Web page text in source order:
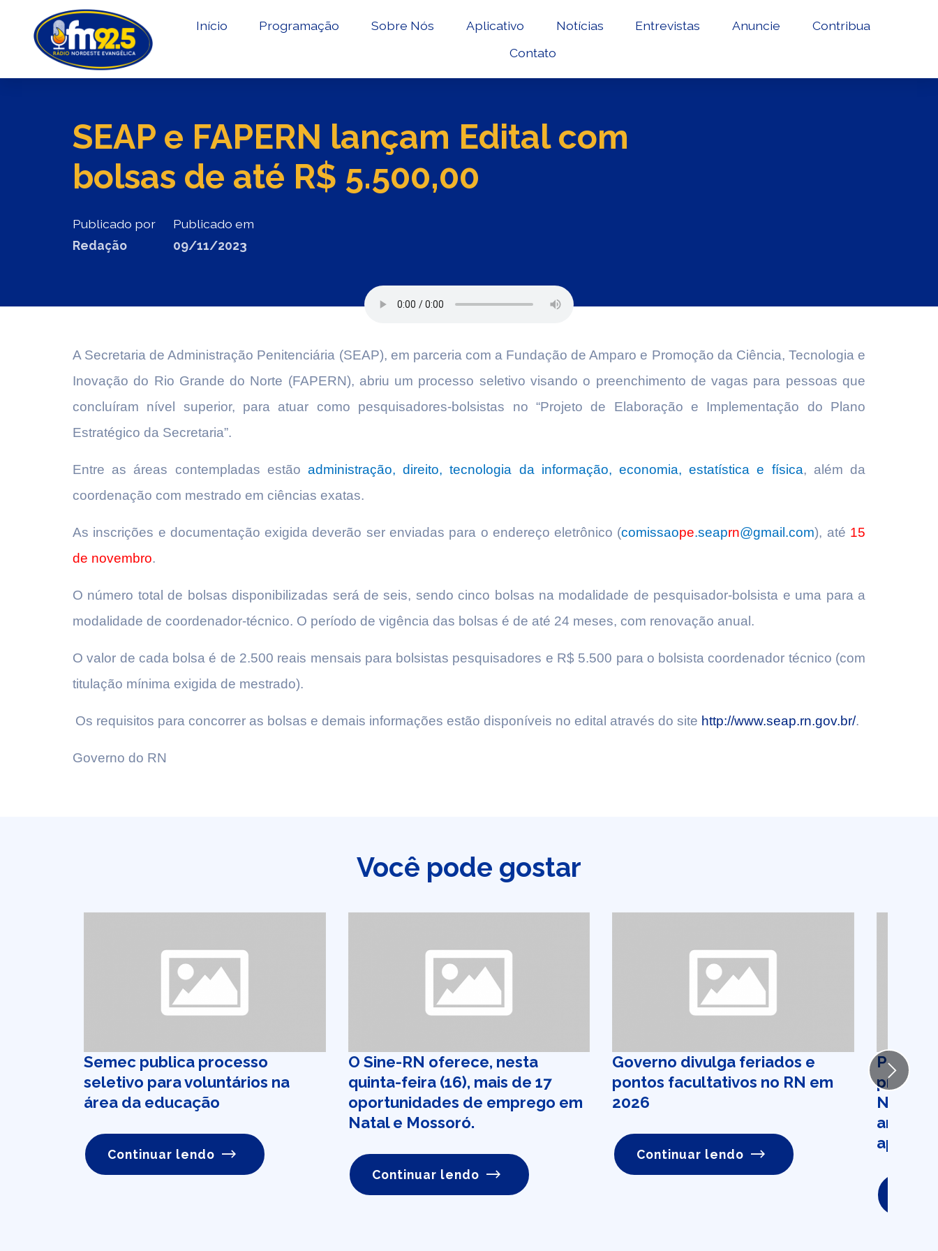
Início Programação Sobre Nós Aplicativo Notícias Entrevistas Anuncie
Contribua
Contato
SEAP e FAPERN lançam Edital com
bolsas de até R$ 5.500,00
Publicado por
Redação
Publicado em
09/11/2023
A Secretaria de Administração Penitenciária (SEAP), em parceria com a Fundação de Amparo e Promoção da Ciência, Tecnologia e
Inovação do Rio Grande do Norte (FAPERN), abriu um processo seletivo visando o preenchimento de vagas para pessoas que
concluíram nível superior, para atuar como pesquisadores-bolsistas no “Projeto de Elaboração e Implementação do Plano
Estratégico da Secretaria”.
Entre as áreas contempladas estão administração, direito, tecnologia da informação, economia, estatística e física, além da
coordenação com mestrado em ciências exatas.
As inscrições e documentação exigida deverão ser enviadas para o endereço eletrônico (comissaope.seaprn@gmail.com), até 15
de novembro.
O número total de bolsas disponibilizadas será de seis, sendo cinco bolsas na modalidade de pesquisador-bolsista e uma para a
modalidade de coordenador-técnico. O período de vigência das bolsas é de até 24 meses, com renovação anual.
O valor de cada bolsa é de 2.500 reais mensais para bolsistas pesquisadores e R$ 5.500 para o bolsista coordenador técnico (com
titulação mínima exigida de mestrado).
Os requisitos para concorrer as bolsas e demais informações estão disponíveis no edital através do site http://www.seap.rn.gov.br/.
Governo do RN
Você pode gostar
Semec publica processo
seletivo para voluntários na
área da educação
Continuar lendo
O Sine-RN oferece, nesta
quinta-feira (16), mais de 17
oportunidades de emprego em
Natal e Mossoró.
Continuar lendo
Governo divulga feriados e
pontos facultativos no RN em
2026
Continuar lendo
Projeto
Natal
anos
Next